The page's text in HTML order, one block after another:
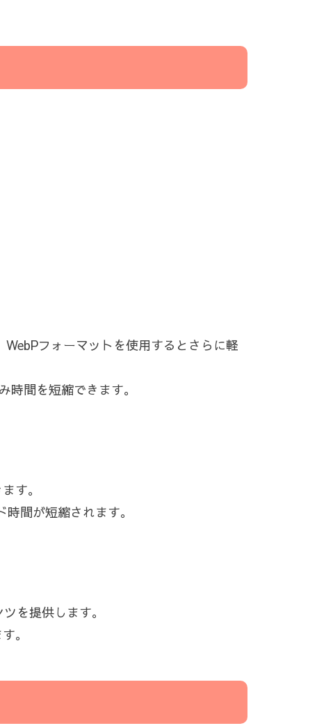
フォーマットを使用するとさらに軽
間を短縮できます。
す。
間が短縮されます。
を提供します。
。